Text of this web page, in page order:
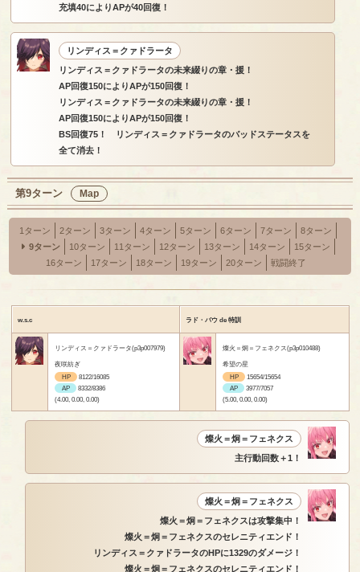
充填40によりAPが40回復！
リンディス＝クァドラータ
リンディス＝クァドラータの未来綴りの章・援！
AP回復150によりAPが150回復！
リンディス＝クァドラータの未来綴りの章・援！
AP回復150によりAPが150回復！
BS回復75！ リンディス＝クァドラータのバッドステータスを
全て消去！
第9ターン Map
1ターン 2ターン 3ターン 4ターン 5ターン 6ターン 7ターン
8ターン
9ターン
10ターン 11ターン 12ターン 13ターン 14ターン
15ターン
16ターン
17ターン 18ターン 19ターン 20ターン 戦闘終了
w.s.c ラド・バウ de 特訓
リンディス＝クァドラータ(p3p007979)
夜咲紡ぎ
HP
8122/16085
AP
8332/8386
(4.00, 0.00, 0.00)
燦火＝炯＝フェネクス(p3p010488)
希望の星
HP
15654/15654
AP
3977/7057
(5.00, 0.00, 0.00)
燦火＝炯＝フェネクス
主行動回数＋1！
燦火＝炯＝フェネクス
燦火＝炯＝フェネクスは攻撃集中！
燦火＝炯＝フェネクスのセレニティエンド！
リンディス＝クァドラータのHPに1329のダメージ！
燦火＝炯＝フェネクスのセレニティエンド！